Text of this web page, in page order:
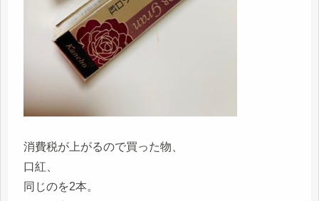
消費税が上がるので買った物、
口紅、
同じのを2本。